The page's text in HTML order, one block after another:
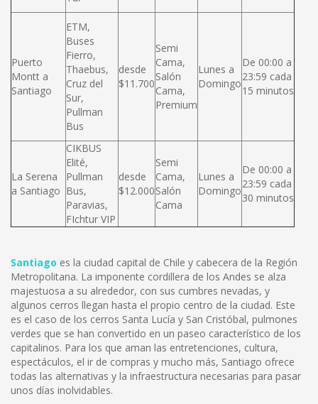
Puerto
Montt a
Santiago
ETM,
Buses
Fierro,
Thaebus,
Cruz del
Sur,
Pullman
Bus
desde
$11.700
Semi
Cama,
Salón
Cama,
Premium
Lunes a
Domingo
De 00:00 a
23:59 cada
15 minutos
La Serena
a Santiago
CIKBUS
Elité,
Pullman
Bus,
Paravias,
FIchtur VIP
desde
$12.000
Semi
Cama,
Salón
Cama
Lunes a
Domingo
De 00:00 a
23:59 cada
30 minutos
Santiago es la ciudad capital de Chile y cabecera de la Región
Metropolitana. La imponente cordillera de los Andes se alza
majestuosa a su alrededor, con sus cumbres nevadas, y
algunos cerros llegan hasta el propio centro de la ciudad. Este
es el caso de los cerros Santa Lucía y San Cristóbal, pulmones
verdes que se han convertido en un paseo característico de los
capitalinos. Para los que aman las entretenciones, cultura,
espectáculos, el ir de compras y mucho más, Santiago ofrece
todas las alternativas y la infraestructura necesarias para pasar
unos días inolvidables.